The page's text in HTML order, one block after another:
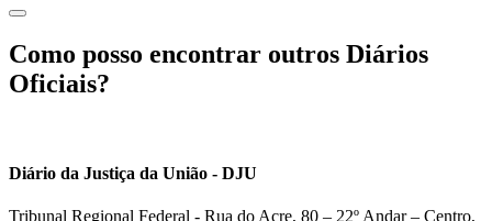
Como posso encontrar outros Diários
Oficiais?
Diário da Justiça da União - DJU
Tribunal Regional Federal - Rua do Acre, 80 – 22º Andar – Centro,